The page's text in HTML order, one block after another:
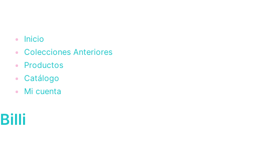
Inicio
Colecciones Anteriores
Productos
Catálogo
Mi cuenta
Billi